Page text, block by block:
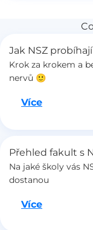
Jak NSZ probíhají
Krok za krokem a
nervů 🙂
VíceJdeme na
Přehled fakult s
Na jaké školy vás
dostanou
VíceJdeme na